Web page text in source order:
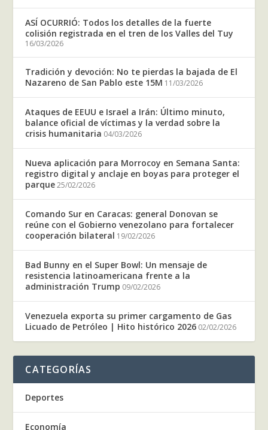
ASÍ OCURRIÓ: Todos los detalles de la fuerte
colisión registrada en el tren de los Valles del Tuy
16/03/2026
Tradición y devoción: No te pierdas la bajada de El
Nazareno de San Pablo este 15M 11/03/2026
Ataques de EEUU e Israel a Irán: Último minuto,
balance oficial de víctimas y la verdad sobre la
crisis humanitaria 04/03/2026
Nueva aplicación para Morrocoy en Semana Santa:
registro digital y anclaje en boyas para proteger el
parque 25/02/2026
Comando Sur en Caracas: general Donovan se
reúne con el Gobierno venezolano para fortalecer
cooperación bilateral 19/02/2026
Bad Bunny en el Super Bowl: Un mensaje de
resistencia latinoamericana frente a la
administración Trump 09/02/2026
Venezuela exporta su primer cargamento de Gas
Licuado de Petróleo | Hito histórico 2026 02/02/2026
CATEGORÍAS
Deportes
Economía